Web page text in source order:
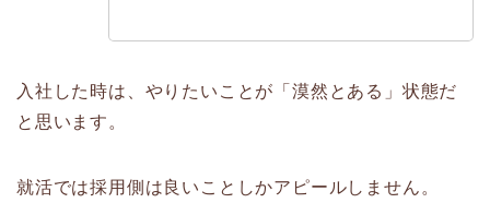
入社した時は、やりたいことが「漠然とある」状態だ
と思います。
就活では採用側は良いことしかアピールしません。